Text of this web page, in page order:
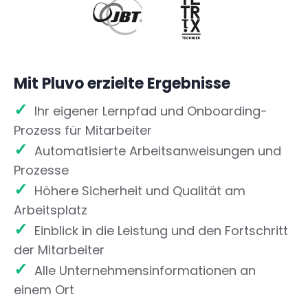
Mit Pluvo erzielte Ergebnisse
✓ Ihr eigener Lernpfad und Onboarding-
Prozess für Mitarbeiter
✓ Automatisierte Arbeitsanweisungen und
Prozesse
✓ Höhere Sicherheit und Qualität am
Arbeitsplatz
✓ Einblick in die Leistung und den Fortschritt
der Mitarbeiter
✓ Alle Unternehmensinformationen an
einem Ort